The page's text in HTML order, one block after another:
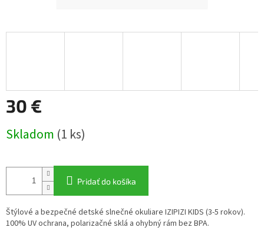
30 €
cena:
Skladom (1 ks)
Pridať do košíka
Štýlové a bezpečné detské slnečné okuliare IZIPIZI KIDS (3-5 rokov).
100% UV ochrana, polarizačné sklá a ohybný rám bez BPA.